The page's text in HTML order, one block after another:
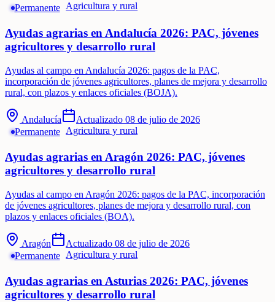
Permanente Agricultura y rural
Ayudas agrarias en Andalucía 2026: PAC, jóvenes
agricultores y desarrollo rural
Ayudas al campo en Andalucía 2026: pagos de la PAC,
incorporación de jóvenes agricultores, planes de mejora y desarrollo
rural, con plazos y enlaces oficiales (BOJA).
Andalucía Actualizado 08 de julio de 2026
Permanente
Agricultura y rural
Ayudas agrarias en Aragón 2026: PAC, jóvenes
agricultores y desarrollo rural
Ayudas al campo en Aragón 2026: pagos de la PAC, incorporación
de jóvenes agricultores, planes de mejora y desarrollo rural, con
plazos y enlaces oficiales (BOA).
Aragón Actualizado 08 de julio de 2026
Permanente
Agricultura y rural
Ayudas agrarias en Asturias 2026: PAC, jóvenes
agricultores y desarrollo rural